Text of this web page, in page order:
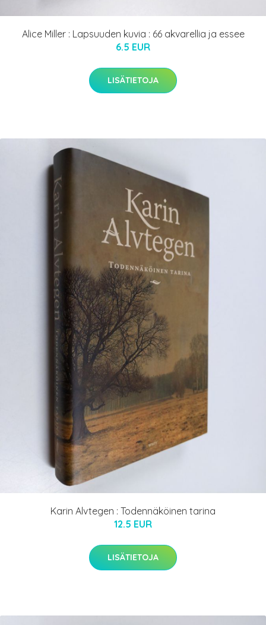
Alice Miller : Lapsuuden kuvia : 66 akvarellia ja essee
6.5 EUR
LISÄTIETOJA
Karin Alvtegen : Todennäköinen tarina
12.5 EUR
LISÄTIETOJA